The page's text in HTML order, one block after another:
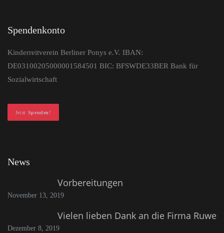
Spendenkonto
Kinderreitverein Berliner Ponys e.V. IBAN:
DE03100205000001584501 BIC: BFSWDE33BER Bank für
Sozialwirtschaft
Jetzt Spenden !
News
Vorbereitungen
November 13, 2019
Vielen lieben Dank an die Firma Ruwe
Dezember 8, 2019